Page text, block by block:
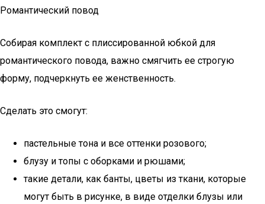
Романтический повод
Собирая комплект с плиссированной юбкой для
романтического повода, важно смягчить ее строгую
форму, подчеркнуть ее женственность.
Сделать это смогут:
пастельные тона и все оттенки розового;
блузу и топы с оборками и рюшами;
такие детали, как банты, цветы из ткани, которые
могут быть в рисунке, в виде отделки блузы или